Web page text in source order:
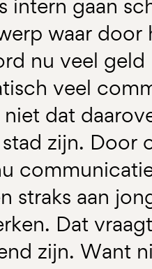
intern gaan
waar door
nu veel
veel
dat
zijn. Door
straks aan
Dat
zijn. Want